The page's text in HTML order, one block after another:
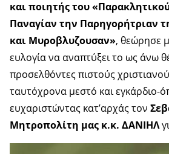
και ποιητής του
Παναγίαν την Παρηγορήτριαν
και Μυροβλυζουσαν», θεώρησε
ευλογία να αναπτύξει το ως άνω
προσελθόντες πιστούς
ταυτόχρονα μεστό και εγκάρδιο-
ευχαριστώντας κατ’αρχάς τον
Μητροπολίτη μας κ.κ. ΔΑΝΙΗΛ